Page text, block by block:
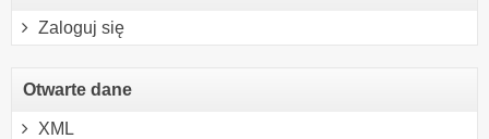
Zaloguj się
Otwarte dane
XML